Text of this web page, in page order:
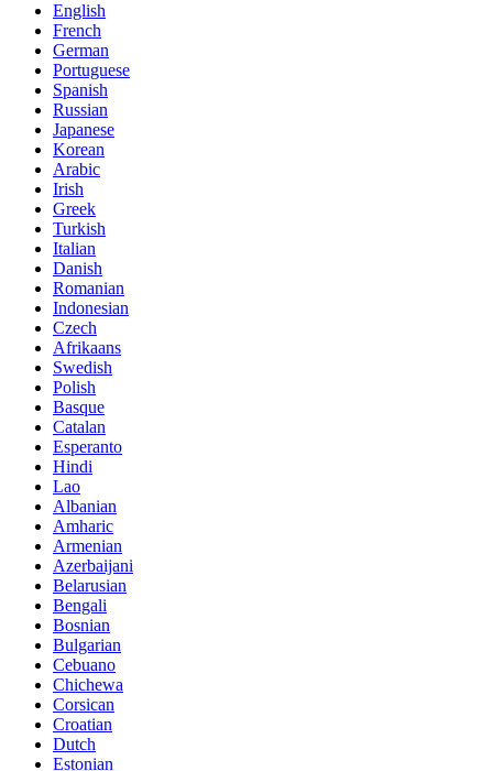
English
French
German
Portuguese
Spanish
Russian
Japanese
Korean
Arabic
Irish
Greek
Turkish
Italian
Danish
Romanian
Indonesian
Czech
Afrikaans
Swedish
Polish
Basque
Catalan
Esperanto
Hindi
Lao
Albanian
Amharic
Armenian
Azerbaijani
Belarusian
Bengali
Bosnian
Bulgarian
Cebuano
Chichewa
Corsican
Croatian
Dutch
Estonian